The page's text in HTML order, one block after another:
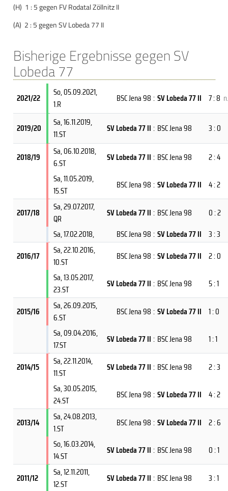
(H) 1 : 5 gegen FV Rodatal Zöllnitz II
(A) 2 : 5 gegen SV Lobeda 77 II
Bisherige Ergebnisse gegen SV
Lobeda 77
2021/22 So, 05.09.2021,
1.R
BSC Jena 98 : SV Lobeda 77 II 7 : 8
2019/20 Sa, 16.11.2019,
11.ST
SV Lobeda 77 II : BSC Jena 98 3 : 0
2018/19 Sa, 06.10.2018,
6.ST
SV Lobeda 77 II : BSC Jena 98
2 : 4
Sa, 11.05.2019,
15.ST
BSC Jena 98 : SV Lobeda 77 II 4 : 2
2017/18 Sa, 29.07.2017,
QR
SV Lobeda 77 II : BSC Jena 98
0 : 2
Sa, 17.02.2018, BSC Jena 98 : SV Lobeda 77 II 3 : 3
2016/17
Sa, 22.10.2016,
10.ST
BSC Jena 98 : SV Lobeda 77 II 2 : 0
Sa, 13.05.2017,
23.ST
SV Lobeda 77 II : BSC Jena 98 5 : 1
2015/16 Sa, 26.09.2015,
6.ST
BSC Jena 98 : SV Lobeda 77 II 1 : 0
Sa, 09.04.2016,
17.ST
SV Lobeda 77 II : BSC Jena 98 1 : 1
2014/15 Sa, 22.11.2014,
11.ST
SV Lobeda 77 II : BSC Jena 98
2 : 3
Sa, 30.05.2015,
24.ST
BSC Jena 98 : SV Lobeda 77 II 4 : 2
2013/14 Sa, 24.08.2013,
1.ST
BSC Jena 98 : SV Lobeda 77 II 2 : 6
So, 16.03.2014,
14.ST
SV Lobeda 77 II : BSC Jena 98 0 : 1
2011/12 Sa, 12.11.2011,
12.ST
SV Lobeda 77 II : BSC Jena 98
3 : 1